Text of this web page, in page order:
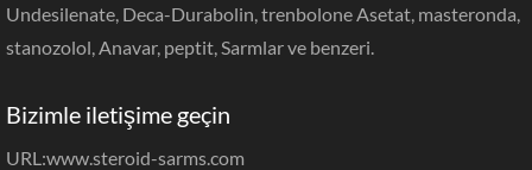
Undesilenate, Deca-Durabolin, trenbolone Asetat, masteronda,
stanozolol, Anavar, peptit, Sarmlar ve benzeri.
Bizimle iletişime geçin
URL:www.steroid-sarms.com